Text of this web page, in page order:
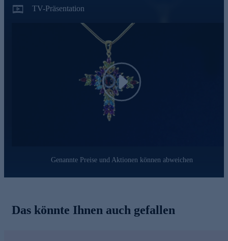
TV-Präsentation
Play
Genannte Preise und Aktionen können abweichen
Das könnte Ihnen auch gefallen